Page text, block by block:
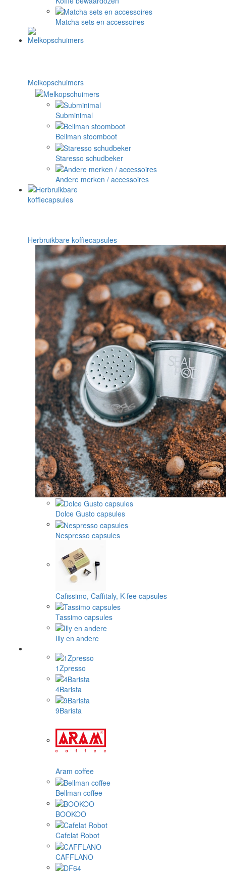
Matcha sets en accessoires
Melkopschuimers
Subminimal
Bellman stoomboot
Staresso schudbeker
Andere merken / accessoires
Herbruikbare koffiecapsules
Dolce Gusto capsules
Nespresso capsules
Cafissimo, Caffitaly, K-fee capsules
Tassimo capsules
Illy en andere
1Zpresso
4Barista
9Barista
Aram coffee
Bellman coffee
BOOKOO
Cafelat Robot
CAFFLANO